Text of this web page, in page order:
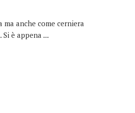
anche come cerniera
è appena ...